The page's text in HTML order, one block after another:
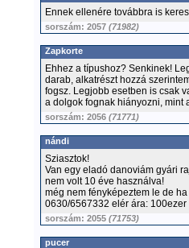
Ennek ellenére továbbra is
sorszám: 2057 (71982)
Zapkorte
Ehhez a típushoz? Senkinek!
darab, alkatrészt hozzá
fogsz. Legjobb esetben is csak
a dolgok fognak hiányozni, mint
sorszám: 2056 (71771)
nándi
Sziasztok!
Van egy eladó danoviám gyári
nem volt 10 éve használva!
még nem fényképeztem le de
0630/6567332 elér ára: 100ezer
sorszám: 2055 (71753)
pucer